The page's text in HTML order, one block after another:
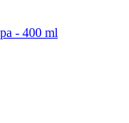
- 400 ml